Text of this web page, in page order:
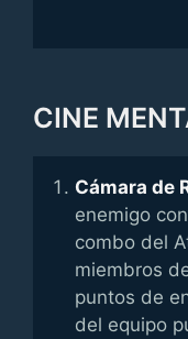
CINE
Cámara de
enemigo
combo del
miembros
puntos de
del equipo